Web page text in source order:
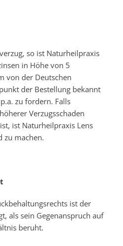
so ist Naturheilpraxis
in Höhe von 5
von der Deutschen
der Bestellung bekannt
zu fordern. Falls
Verzugsschaden
ist Naturheilpraxis Lens
zu machen.
ist der
als sein Gegenanspruch auf
beruht.